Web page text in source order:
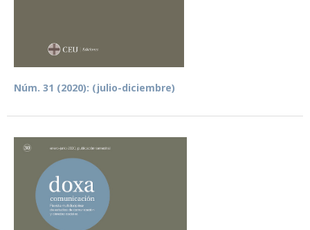
Núm. 31 (2020): (julio-diciembre)